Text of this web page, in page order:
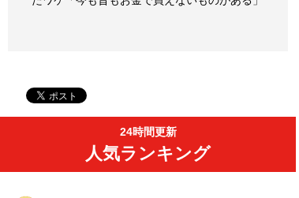
24時間更新
人気ランキング